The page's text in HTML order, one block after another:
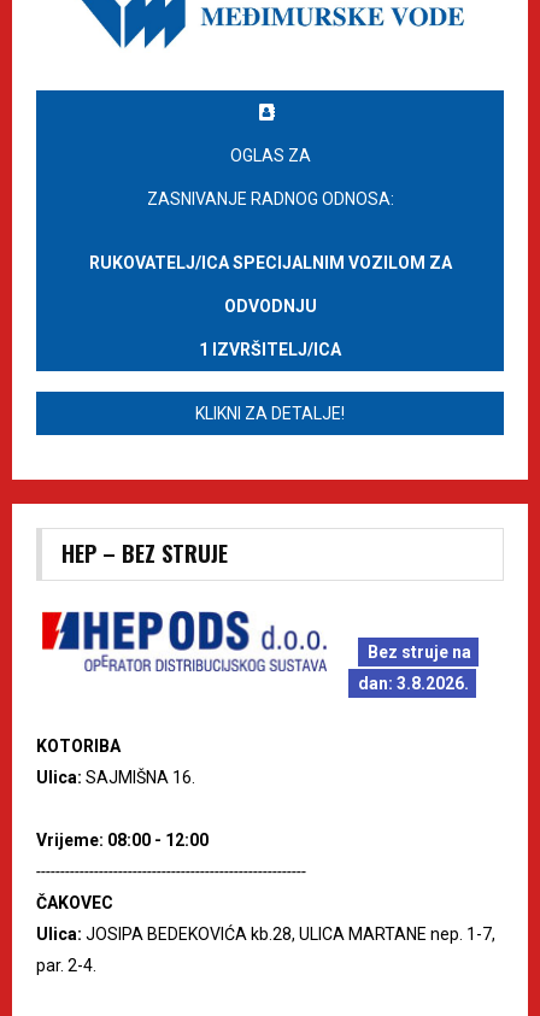
OGLAS ZA
ZASNIVANJE RADNOG ODNOSA:
RUKOVATELJ/ICA SPECIJALNIM VOZILOM ZA
ODVODNJU
1 IZVRŠITELJ/ICA
KLIKNI ZA DETALJE!
HEP – BEZ STRUJE
Bez struje na
dan: 3.8.2026.
KOTORIBA
Ulica: SAJMIŠNA 16.
Vrijeme: 08:00 - 12:00
--------------------------------------------------------
ČAKOVEC
Ulica: JOSIPA BEDEKOVIĆA kb.28, ULICA MARTANE nep. 1-7,
par. 2-4.